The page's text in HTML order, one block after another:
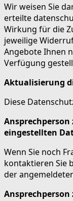
Wir weisen Sie
erteilte
Wirkung für die
jeweilige
Angebote Ihnen
Verfügung
Aktualisierung
Diese
eingestellten
Wenn Sie noch
kontaktieren Sie
der